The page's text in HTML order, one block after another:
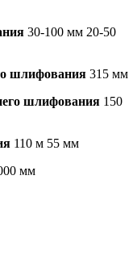
30-100 мм 20-50
шлифования 315 мм
шлифования 150
110 м 55 мм
мм